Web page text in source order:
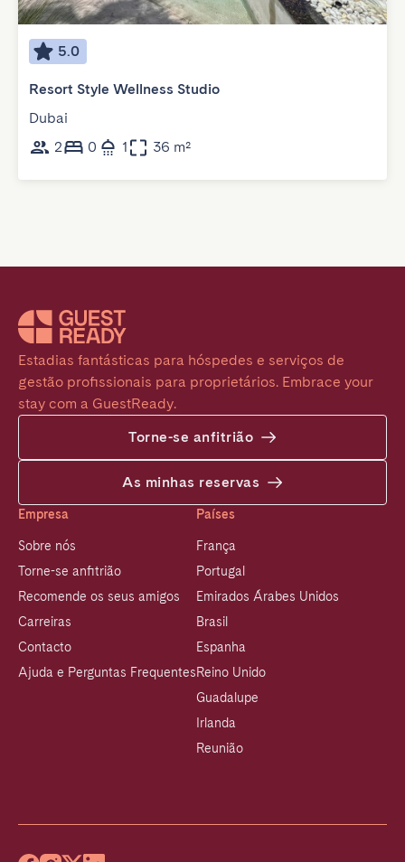
5.0
Resort Style Wellness Studio
Dubai
2
0 1 36 m²
Estadias fantásticas para hóspedes e serviços de
gestão profissionais para proprietários. Embrace your
stay com a GuestReady.
Torne-se anfitrião
As minhas reservas
Empresa
Sobre nós
Torne-se anfitrião
Recomende os seus amigos
Carreiras
Contacto
Ajuda e Perguntas Frequentes
Países
França
Portugal
Emirados Árabes Unidos
Brasil
Espanha
Reino Unido
Guadalupe
Irlanda
Reunião